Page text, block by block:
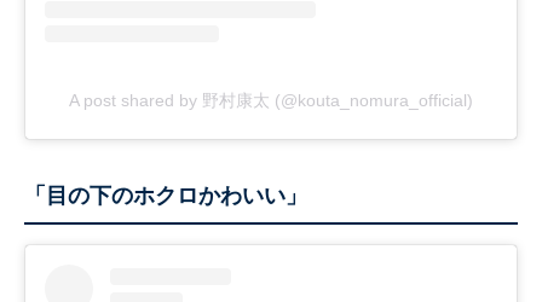
A post shared by 野村康太 (@kouta_nomura_official)
「目の下のホクロかわいい」